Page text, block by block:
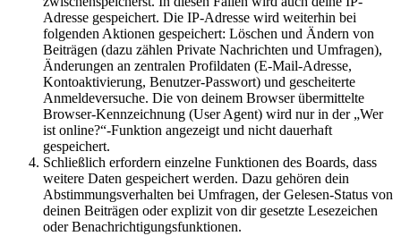
Adresse gespeichert. Die IP-Adresse wird weiterhin bei
folgenden Aktionen gespeichert: Löschen und Ändern von
Beiträgen (dazu zählen Private Nachrichten und Umfragen),
Änderungen an zentralen Profildaten (E-Mail-Adresse,
Kontoaktivierung, Benutzer-Passwort) und gescheiterte
Anmeldeversuche. Die von deinem Browser übermittelte
Browser-Kennzeichnung (User Agent) wird nur in der „Wer
ist online?“-Funktion angezeigt und nicht dauerhaft
gespeichert.
Schließlich erfordern einzelne Funktionen des Boards, dass
weitere Daten gespeichert werden. Dazu gehören dein
Abstimmungsverhalten bei Umfragen, der Gelesen-Status von
deinen Beiträgen oder explizit von dir gesetzte Lesezeichen
oder Benachrichtigungsfunktionen.